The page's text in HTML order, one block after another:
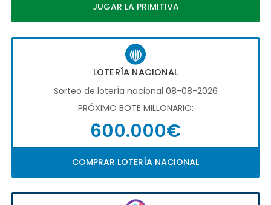
JUGAR LA PRIMITIVA
LOTERÍA NACIONAL
Sorteo de loterÍa nacional 08-08-2026
PRÓXIMO BOTE MILLONARIO:
600.000€
COMPRAR LOTERÍA NACIONAL